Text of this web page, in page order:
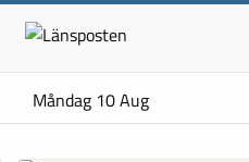
Måndag 10 Aug